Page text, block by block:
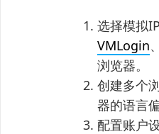
选择模拟
VMLogin
浏览器。
创建多个
器的语言
配置账户